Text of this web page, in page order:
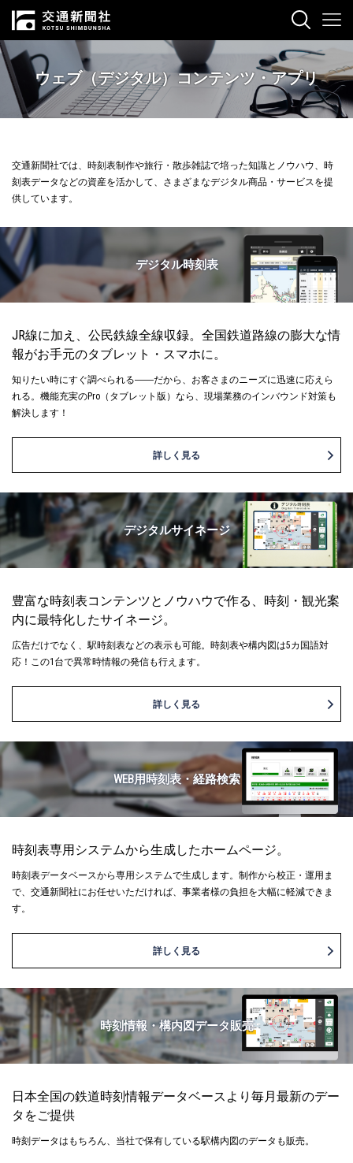
ウェブ（デジタル）コンテンツ・アプリ
交通新聞社では、時刻表制作や旅行・散歩雑誌で培った知識とノウハウ、時
刻表データなどの資産を活かして、さまざまなデジタル商品・サービスを提
供しています。
デジタル時刻表
JR線に加え、公民鉄線全線収録。全国鉄道路線の膨大な情
報がお手元のタブレット・スマホに。
知りたい時にすぐ調べられる――だから、お客さまのニーズに迅速に応えら
れる。機能充実のPro（タブレット版）なら、現場業務のインバウンド対策も
解決します！
詳しく見る
デジタルサイネージ
豊富な時刻表コンテンツとノウハウで作る、時刻・観光案
内に最特化したサイネージ。
広告だけでなく、駅時刻表などの表示も可能。時刻表や構内図は5カ国語対
応！この1台で異常時情報の発信も行えます。
詳しく見る
WEB用時刻表・経路検索
時刻表専用システムから生成したホームページ。
時刻表データベースから専用システムで生成します。制作から校正・運用ま
で、交通新聞社にお任せいただければ、事業者様の負担を大幅に軽減できま
す。
詳しく見る
時刻情報・構内図データ販売
日本全国の鉄道時刻情報データベースより毎月最新のデー
タをご提供
時刻データはもちろん、当社で保有している駅構内図のデータも販売。